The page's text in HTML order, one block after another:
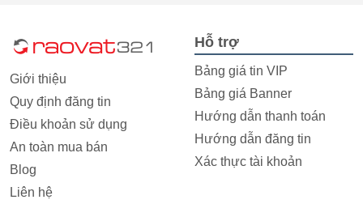
Giới thiệu
Quy định đăng tin
Điều khoản sử dụng
An toàn mua bán
Blog
Liên hệ
Hỗ trợ
Bảng giá tin VIP
Bảng giá Banner
Hướng dẫn thanh toán
Hướng dẫn đăng tin
Xác thực tài khoản